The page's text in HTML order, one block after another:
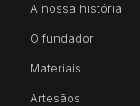
A nossa história
O fundador
Materiais
Artesãos